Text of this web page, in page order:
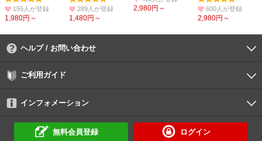
155人
1,980円～
289人
1,480円～
2,980円～ 600人
2,980円～
ヘルプ / お問い合わせ
よくあるご質問
ご利用環境
お支払い方法
パスワードの再設定
サポートセンター
ご利用ガイド
初めての方へ
会員登録の手順
作品購入の手順
動画再生の手順
検索のヒント
DUGA Player
インフォメーション
DUGAからのお知らせ
デュガの歴史とあゆみ
利用規約
個人情報保護方針
特定商取引法に基づく表示
資金決済法に基づく表示
倫理基準
サイトマップ無料会員登録 ログイン